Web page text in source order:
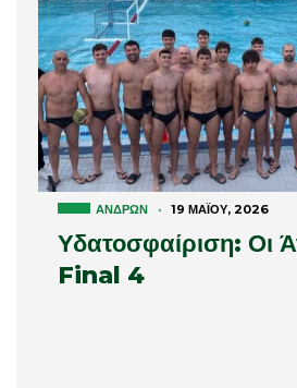
ΑΝΔΡΏΝ · 19 ΜΑΪ́ΟΥ, 2026
Υδατοσφαίριση: Οι
Final 4